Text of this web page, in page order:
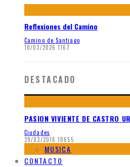
Reflexiones del Camino
Camino de Santiago
10/03/2026 1167
DESTACADO
PASION VIVIENTE DE CASTRO
Ciudades
29/03/2016 10655
MUSICA
CONTACTO